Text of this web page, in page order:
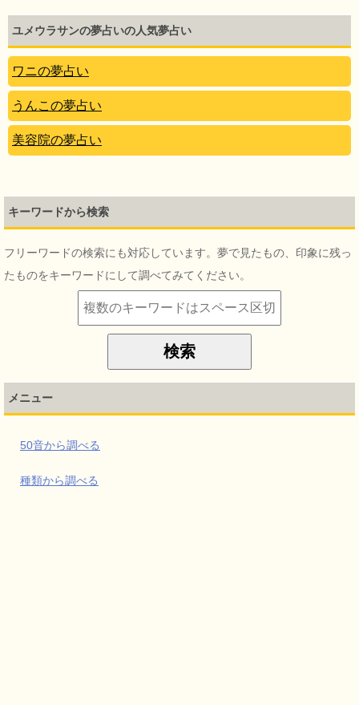
ユメウラサンの夢占いの人気夢占い
ワニの夢占い
うんこの夢占い
美容院の夢占い
キーワードから検索
フリーワードの検索にも対応しています。夢で見たもの、印象に残っ
たものをキーワードにして調べてみてください。
メニュー
50音から調べる
種類から調べる